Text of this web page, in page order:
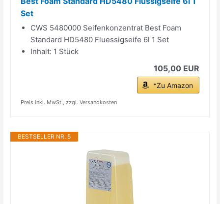
Set
CWS 5480000 Seifenkonzentrat Best Foam
Standard HD5480 Fluessigseife 6l 1 Set
Inhalt: 1 Stück
105,00 EUR
*Zu Amazon
Preis inkl. MwSt., zzgl. Versandkosten
BESTSELLER NR. 5